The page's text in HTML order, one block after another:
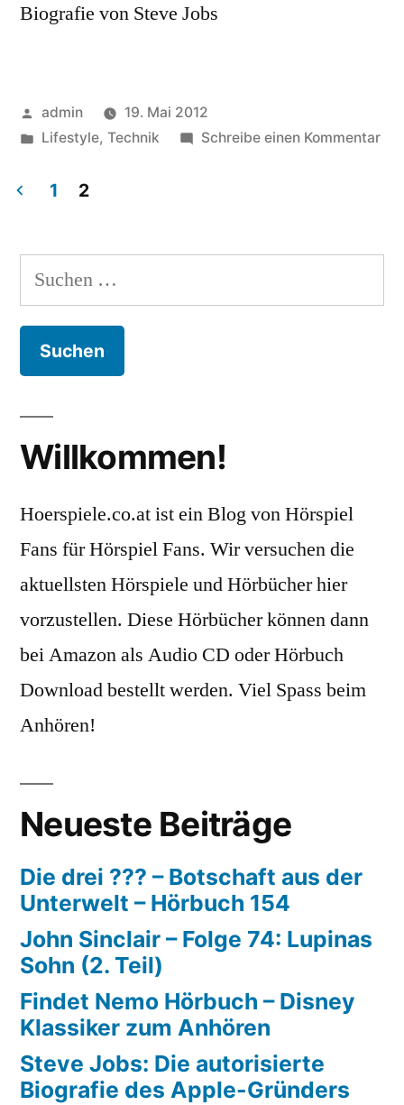
Biografie von Steve Jobs
Veröffentlicht
von
admin
19. Mai 2012
Veröffentlicht
Lifestyle, Technik Schreibe einen Kommentarzu
der
Beiträge
1 2
Suchen
nach:
Willkommen!
Hoerspiele.co.at ist ein Blog von Hörspiel
Fans für Hörspiel Fans. Wir versuchen die
aktuellsten Hörspiele und Hörbücher hier
vorzustellen. Diese Hörbücher können dann
bei Amazon als Audio CD oder Hörbuch
Download bestellt werden. Viel Spass beim
Anhören!
Neueste Beiträge
Die drei ??? – Botschaft aus der
Unterwelt – Hörbuch 154
John Sinclair – Folge 74: Lupinas
Sohn (2. Teil)
Findet Nemo Hörbuch – Disney
Klassiker zum Anhören
Steve Jobs: Die autorisierte
Biografie des Apple-Gründers